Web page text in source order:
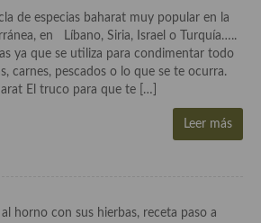
de especias baharat muy popular en la
en Líbano, Siria, Israel o Turquía…..
ya que se utiliza para condimentar todo
carnes, pescados o lo que se te ocurra.
El truco para que te […]
Leer más